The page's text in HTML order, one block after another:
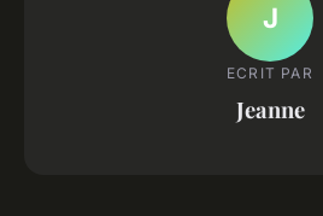
J
ECRIT PAR
Jeanne